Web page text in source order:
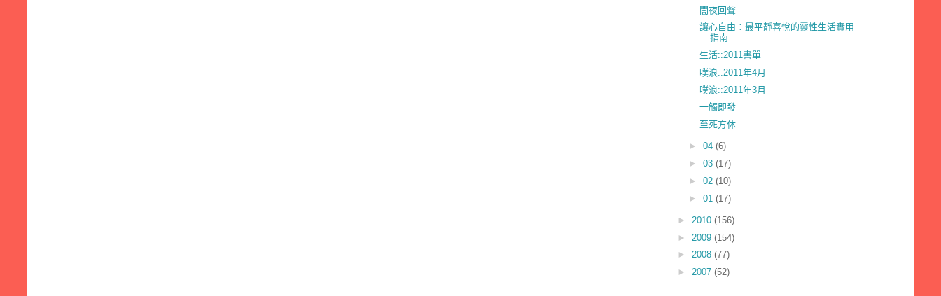
闇夜回聲
讓心自由：最平靜喜悅的靈性生活實用
指南
生活::2011書單
噗浪::2011年4月
噗浪::2011年3月
一觸即發
至死方休
► 04 (6)
► 03 (17)
► 02 (10)
► 01 (17)
► 2010 (156)
► 2009 (154)
► 2008 (77)
► 2007 (52)